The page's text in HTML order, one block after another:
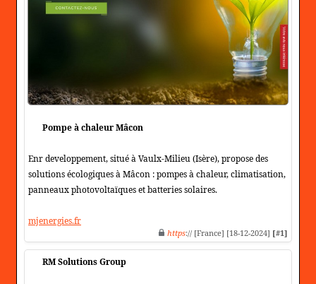
Pompe à chaleur Mâcon
Enr developpement, situé à Vaulx-Milieu (Isère), propose des
solutions écologiques à Mâcon : pompes à chaleur, climatisation,
panneaux photovoltaïques et batteries solaires.
mjenergies.fr
https:// [France] [18-12-2024] [#1]
RM Solutions Group